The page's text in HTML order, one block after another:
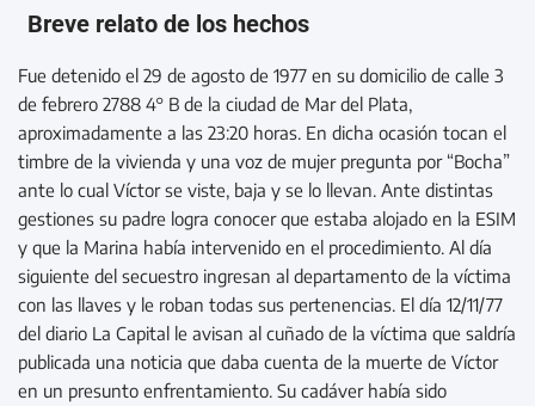
Breve relato de los hechos
Fue detenido el 29 de agosto de 1977 en su domicilio de calle 3
de febrero 2788 4° B de la ciudad de Mar del Plata,
aproximadamente a las 23:20 horas. En dicha ocasión tocan el
timbre de la vivienda y una voz de mujer pregunta por “Bocha”
ante lo cual Víctor se viste, baja y se lo llevan. Ante distintas
gestiones su padre logra conocer que estaba alojado en la ESIM
y que la Marina había intervenido en el procedimiento. Al día
siguiente del secuestro ingresan al departamento de la víctima
con las llaves y le roban todas sus pertenencias. El día 12/11/77
del diario La Capital le avisan al cuñado de la víctima que saldría
publicada una noticia que daba cuenta de la muerte de Víctor
en un presunto enfrentamiento. Su cadáver había sido